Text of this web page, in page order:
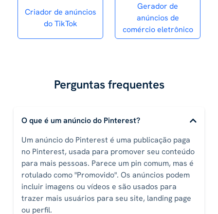
Criador de anúncios
do TikTok
Gerador de
anúncios de
comércio eletrônico
Perguntas frequentes
O que é um anúncio do Pinterest?
Um anúncio do Pinterest é uma publicação paga
no Pinterest, usada para promover seu conteúdo
para mais pessoas. Parece um pin comum, mas é
rotulado como "Promovido". Os anúncios podem
incluir imagens ou vídeos e são usados ​​para
trazer mais usuários para seu site, landing page
ou perfil.